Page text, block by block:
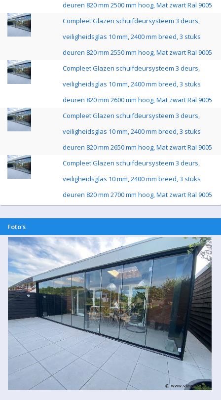
deuren 820 mm 2500 mm hoog, Mat zwart Ral 9005
Compleet Glazen schuifdeursysteem 3 deurs,
veiligheidsglas 10 mm, 2400 mm breed, 3 stuks
deuren 820 mm 2550 mm hoog, Mat zwart Ral 9005
Compleet Glazen schuifdeursysteem 3 deurs,
veiligheidsglas 10 mm, 2400 mm breed, 3 stuks
deuren 820 mm 2600 mm hoog, Mat zwart Ral 9005
Compleet Glazen schuifdeursysteem 3 deurs,
veiligheidsglas 10 mm, 2400 mm breed, 3 stuks
deuren 820 mm 2650 mm hoog, Mat zwart Ral 9005
Compleet Glazen schuifdeursysteem 3 deurs,
veiligheidsglas 10 mm, 2400 mm breed, 3 stuks
deuren 820 mm 2700 mm hoog, Mat zwart Ral 9005
Foto's